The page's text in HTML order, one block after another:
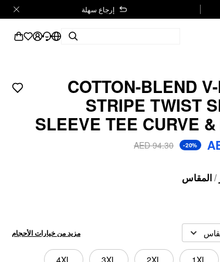
إرجاع سهلة
COTTON-BLEND
STRIPE TWIST
SLEEVE TEE CURVE
-20%
AED 94.30
/المقاس
مزيد من خيارات الأحجام
1XL
2XL
3XL
4XL